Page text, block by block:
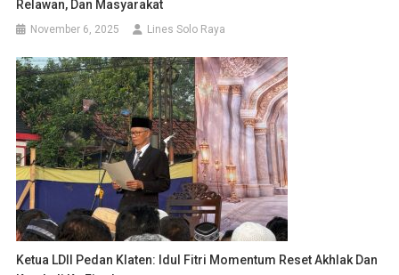
Relawan, Dan Masyarakat
November 6, 2025 Lines Solo Raya
Ketua LDII Pedan Klaten: Idul Fitri Momentum Reset Akhlak Dan